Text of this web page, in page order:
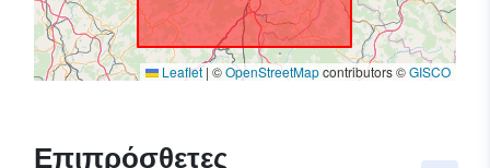
Leaflet | ©OpenStreetMapcontributors ©GISCO
Επιπρόσθετες